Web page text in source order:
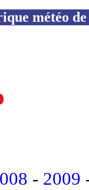
météo
- 2009